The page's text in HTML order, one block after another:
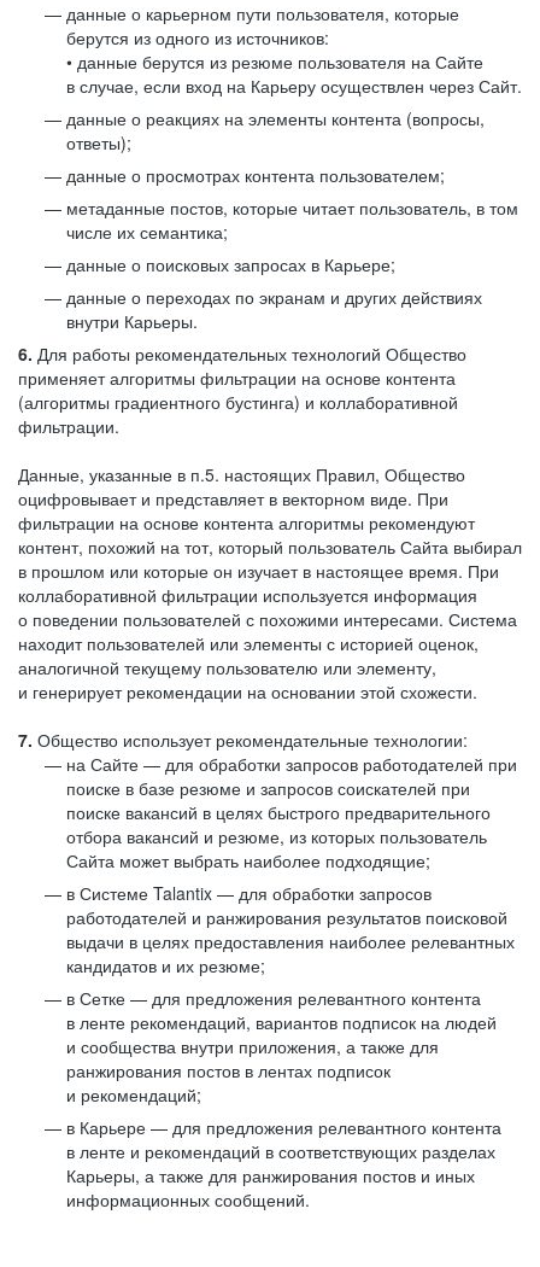
данные о карьерном пути пользователя, которые
берутся из одного из источников:
• данные берутся из резюме пользователя на Сайте
в случае, если вход на Карьеру осуществлен через Сайт.
данные о реакциях на элементы контента (вопросы,
ответы);
данные о просмотрах контента пользователем;
метаданные постов, которые читает пользователь, в том
числе их семантика;
данные о поисковых запросах в Карьере;
данные о переходах по экранам и других действиях
внутри Карьеры.
6. Для работы рекомендательных технологий Общество
применяет алгоритмы фильтрации на основе контента
(алгоритмы градиентного бустинга) и коллаборативной
фильтрации.
Данные, указанные в п.5. настоящих Правил, Общество
оцифровывает и представляет в векторном виде. При
фильтрации на основе контента алгоритмы рекомендуют
контент, похожий на тот, который пользователь Сайта выбирал
в прошлом или которые он изучает в настоящее время. При
коллаборативной фильтрации используется информация
о поведении пользователей с похожими интересами. Система
находит пользователей или элементы с историей оценок,
аналогичной текущему пользователю или элементу,
и генерирует рекомендации на основании этой схожести.
7. Общество использует рекомендательные технологии:
на Сайте — для обработки запросов работодателей при
поиске в базе резюме и запросов соискателей при
поиске вакансий в целях быстрого предварительного
отбора вакансий и резюме, из которых пользователь
Сайта может выбрать наиболее подходящие;
в Системе Talantix — для обработки запросов
работодателей и ранжирования результатов поисковой
выдачи в целях предоставления наиболее релевантных
кандидатов и их резюме;
в Сетке — для предложения релевантного контента
в ленте рекомендаций, вариантов подписок на людей
и сообщества внутри приложения, а также для
ранжирования постов в лентах подписок
и рекомендаций;
в Карьере — для предложения релевантного контента
в ленте и рекомендаций в соответствующих разделах
Карьеры, а также для ранжирования постов и иных
информационных сообщений.